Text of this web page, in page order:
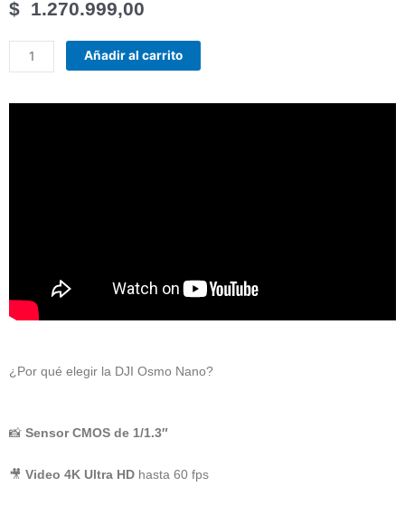
$ 1.270.999,00
DJI
Añadir al carrito
¿Por qué elegir la DJI Osmo Nano?
📸 Sensor CMOS de 1/1.3″
🎥 Video 4K Ultra HD hasta 60 fps